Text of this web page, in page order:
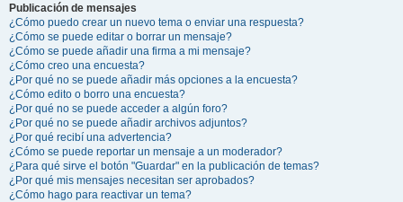
Publicación de mensajes
¿Cómo puedo crear un nuevo tema o enviar una respuesta?
¿Cómo se puede editar o borrar un mensaje?
¿Cómo se puede añadir una firma a mi mensaje?
¿Cómo creo una encuesta?
¿Por qué no se puede añadir más opciones a la encuesta?
¿Cómo edito o borro una encuesta?
¿Por qué no se puede acceder a algún foro?
¿Por qué no se puede añadir archivos adjuntos?
¿Por qué recibí una advertencia?
¿Cómo se puede reportar un mensaje a un moderador?
¿Para qué sirve el botón "Guardar" en la publicación de temas?
¿Por qué mis mensajes necesitan ser aprobados?
¿Cómo hago para reactivar un tema?